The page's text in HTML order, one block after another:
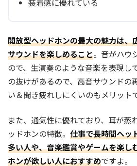
装着感に優れている
開放型ヘッドホンの最大の魅力は、
サウンドを楽しめること。音がハウ
ので、生演奏のような音楽を表現し
の抜けがあるので、高音サウンドの
い＆聞き疲れしにくいのもメリット
また、通気性に優れており、耳が蒸
ッドホンの特徴。 仕事で長時間ヘッ
多い人や、音楽鑑賞やゲームを楽し
ホンが欲しい人におすすめですよ。